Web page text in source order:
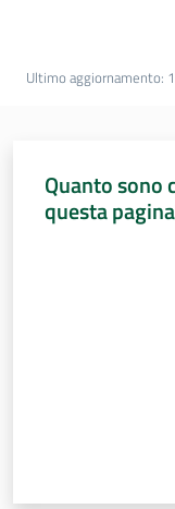
Menu selezionato
Ultimo aggiornamento:
Quanto sono
questa